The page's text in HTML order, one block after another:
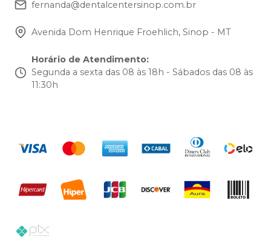
fernanda@dentalcentersinop.com.br
Avenida Dom Henrique Froehlich, Sinop - MT
Horário de Atendimento:
Segunda a sexta das 08 às 18h - Sábados das 08 às
11:30h